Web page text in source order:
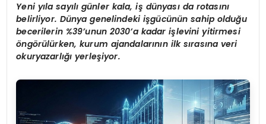
Yeni yıla sayılı günler kala, iş dünyası da rotasını
belirliyor. Dünya genelindeki işgücünün sahip olduğu
becerilerin %39’unun 2030’a kadar işlevini yitirmesi
öngörülürken, kurum ajandalarının ilk sırasına veri
okuryazarlığı yerleşiyor.